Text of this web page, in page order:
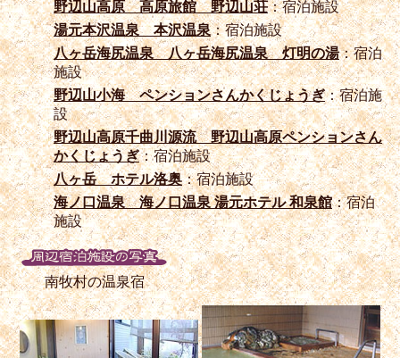
野辺山高原 高原旅館 野辺山荘：宿泊施設
湯元本沢温泉 本沢温泉：宿泊施設
八ヶ岳海尻温泉 八ヶ岳海尻温泉 灯明の湯：宿泊
施設
野辺山小海 ペンションさんかくじょうぎ：宿泊施
設
野辺山高原千曲川源流 野辺山高原ペンションさん
かくじょうぎ：宿泊施設
八ヶ岳 ホテル洛奥：宿泊施設
海ノ口温泉 海ノ口温泉 湯元ホテル 和泉館：宿泊
施設
南牧村の温泉宿